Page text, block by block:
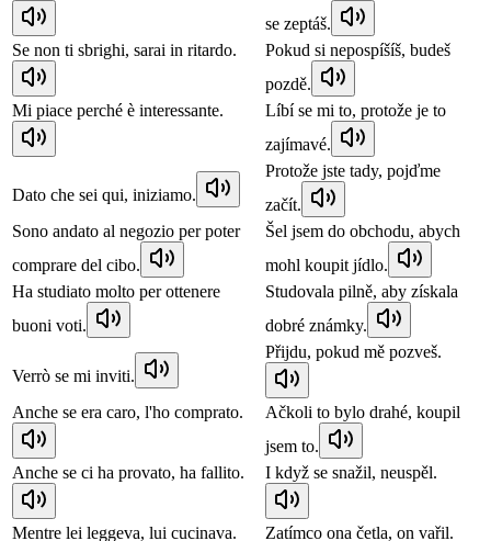
se zeptáš.
Se non ti sbrighi, sarai in ritardo.
Pokud si nepospíšíš, budeš
pozdě.
Mi piace perché è interessante.
Líbí se mi to, protože je to
zajímavé.
Dato che sei qui, iniziamo.
Protože jste tady, pojďme
začít.
Sono andato al negozio per poter
comprare del cibo.
Šel jsem do obchodu, abych
mohl koupit jídlo.
Ha studiato molto per ottenere
buoni voti.
Studovala pilně, aby získala
dobré známky.
Verrò se mi inviti.
Přijdu, pokud mě pozveš.
Anche se era caro, l'ho comprato.
Ačkoli to bylo drahé, koupil
jsem to.
Anche se ci ha provato, ha fallito.
I když se snažil, neuspěl.
Mentre lei leggeva, lui cucinava. Zatímco ona četla, on vařil.